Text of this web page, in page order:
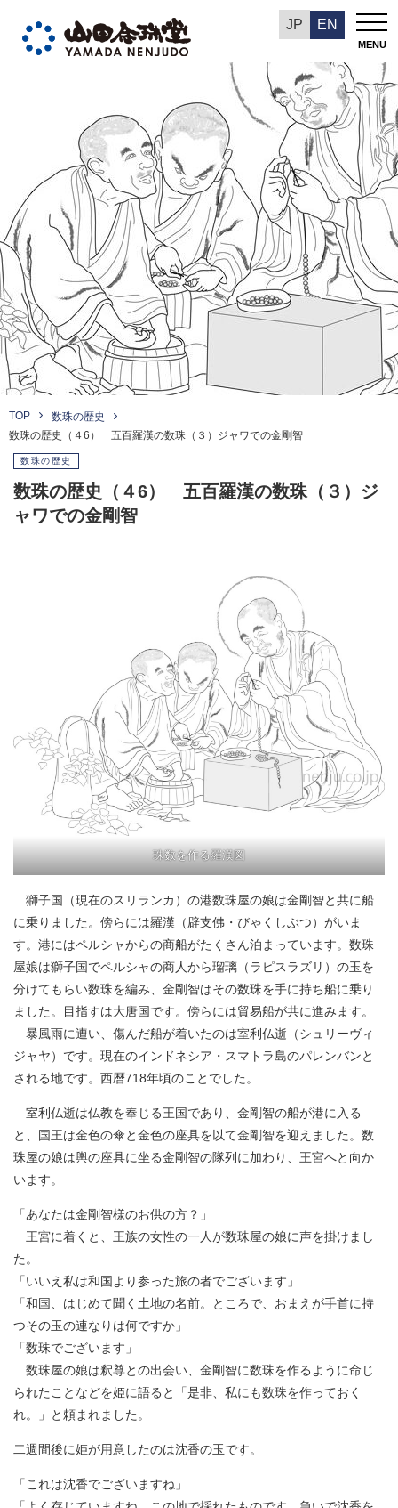
JP EN
MENU
数珠の歴史
TOP
数珠の歴史
数珠の歴史（４6） 五百羅漢の数珠（３）ジャワでの金剛智
数珠の歴史
数珠の歴史（４6） 五百羅漢の数珠（３）ジ
ャワでの金剛智
珠数を作る羅漢図
獅子国（現在のスリランカ）の港数珠屋の娘は金剛智と共に船
に乗りました。傍らには羅漢（辟支佛・びゃくしぶつ）がいま
す。港にはペルシャからの商船がたくさん泊まっています。数珠
屋娘は獅子国でペルシャの商人から瑠璃（ラピスラズリ）の玉を
分けてもらい数珠を編み、金剛智はその数珠を手に持ち船に乗り
ました。目指すは大唐国です。傍らには貿易船が共に進みます。
暴風雨に遭い、傷んだ船が着いたのは室利仏逝（シュリーヴィ
ジャヤ）です。現在のインドネシア・スマトラ島のパレンバンと
される地です。西暦718年頃のことでした。
室利仏逝は仏教を奉じる王国であり、金剛智の船が港に入る
と、国王は金色の傘と金色の座具を以て金剛智を迎えました。数
珠屋の娘は輿の座具に坐る金剛智の隊列に加わり、王宮へと向か
います。
「あなたは金剛智様のお供の方？」
王宮に着くと、王族の女性の一人が数珠屋の娘に声を掛けまし
た。
「いいえ私は和国より参った旅の者でございます」
「和国、はじめて聞く土地の名前。ところで、おまえが手首に持
つその玉の連なりは何ですか」
「数珠でございます」
数珠屋の娘は釈尊との出会い、金剛智に数珠を作るように命じ
られたことなどを姫に語ると「是非、私にも数珠を作っておく
れ。」と頼まれました。
二週間後に姫が用意したのは沈香の玉です。
「これは沈香でございますね」